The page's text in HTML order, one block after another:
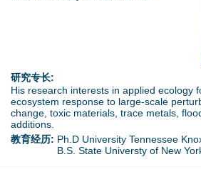
d
o
w
研究专长:
His research interests in applied ecology
ecosystem response to large-scale
change, toxic materials, trace metals,
additions.
教育经历: Ph.D University Tennessee
B.S. State Universty of New